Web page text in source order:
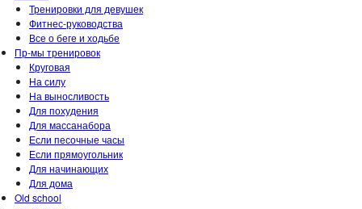
Тренировки для девушек
Фитнес-руководства
Все о беге и ходьбе
Пр-мы тренировок
Круговая
На силу
На выносливость
Для похудения
Для массанабора
Если песочные часы
Если прямоугольник
Для начинающих
Для дома
Old school